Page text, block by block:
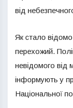
від
Як стало
перехожий.
невідомого від
інформують у
Національної